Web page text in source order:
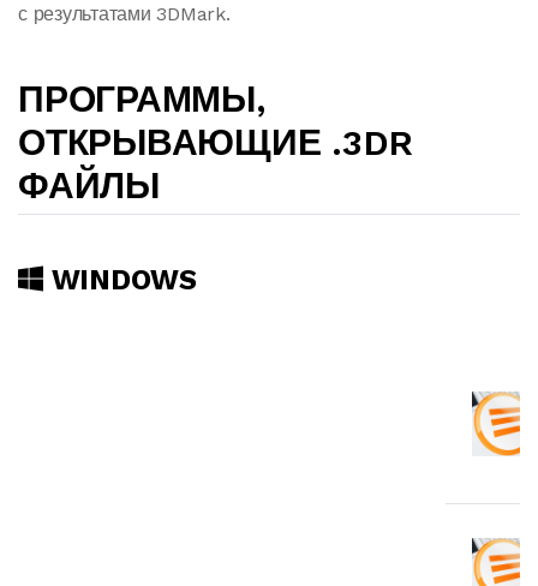
с результатами 3DMark.
ПРОГРАММЫ,
ОТКРЫВАЮЩИЕ .3DR
ФАЙЛЫ
WINDOWS